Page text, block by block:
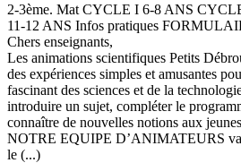
2-3ème. Mat CYCLE I 6-8 ANS
11-12 ANS Infos pratiques
Chers enseignants,
Les animations scientifiques Petits
des expériences simples et amusantes
fascinant des sciences et de la
introduire un sujet, compléter le
connaître de nouvelles notions aux
NOTRE EQUIPE D’ANIMATEURS va
le (...)